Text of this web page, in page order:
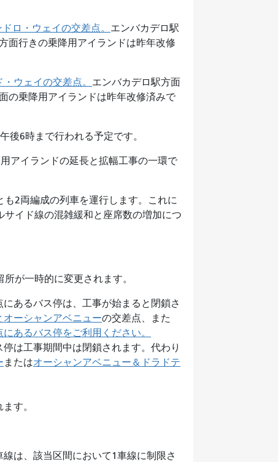
ロ・ウェイの交差点。 エンバカデロ駅
面行きの乗降用アイランドは昨年改修
ウェイの交差点。 エンバカデロ駅方面
の乗降用アイランドは昨年改修済みで
後6時まで行われる予定です。
アイランドの延長と拡幅工事の一環で
2両編成の列車を運行します。これに
イド線の混雑緩和と座席数の増加につ
所が一時的に変更されます。
あるバス停は、工事が始まると閉鎖さ
ーシャンアベニューの交差点、また
あるバス停をご利用ください。
は工事期間中は閉鎖されます。代わり
またはオーシャンアベニュー＆ドラドテ
ます。
は、該当区間において1車線に制限さ